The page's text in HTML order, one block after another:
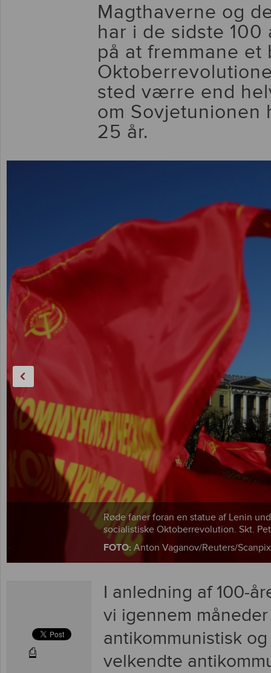
Magthaverne og
har i de sidste
på at fremmane et
sted værre end
om
25 år.
Røde faner foran en statue af Lenin
socialistiske Oktoberrevolution. Skt.
FOTO: Anton Vaganov/Reuters/Scanpix
Forrige
⎙
I anledning af 100-
vi igennem
antikommunistisk
velkendte